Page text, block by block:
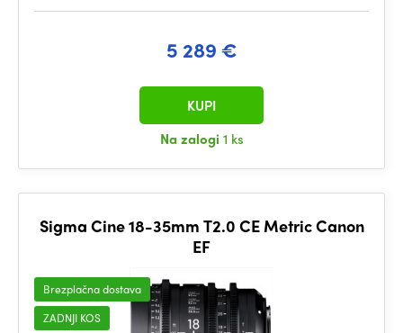
5 289 €
Na zalogi 1 ks
KUPI
Sigma Cine 18-35mm T2.0 CE Metric Canon
EF
Brezplačna dostava
ZADNJI KOS